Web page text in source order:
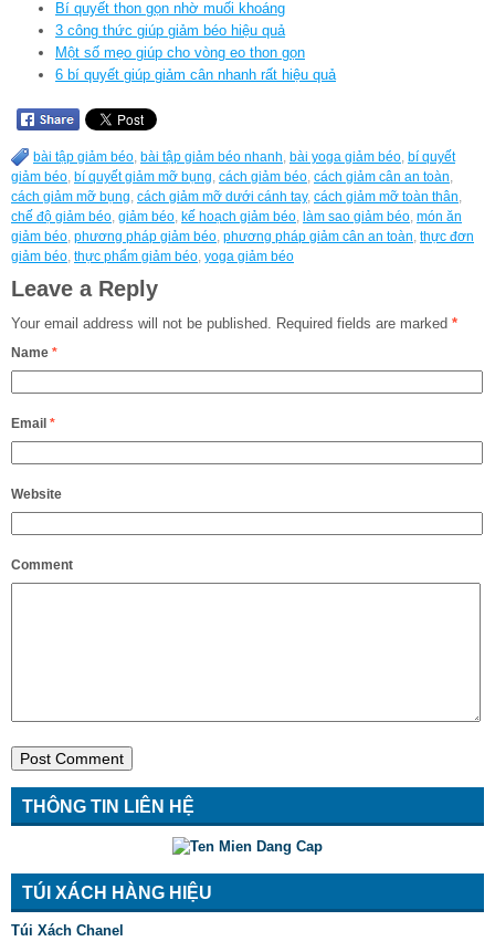
Bí quyết thon gọn nhờ muối khoáng
3 công thức giúp giảm béo hiệu quả
Một số mẹo giúp cho vòng eo thon gọn
6 bí quyết giúp giảm cân nhanh rất hiệu quả
bài tập giảm béo, bài tập giảm béo nhanh, bài yoga giảm béo, bí quyết
giảm béo, bí quyết giảm mỡ bụng, cách giảm béo, cách giảm cân an toàn,
cách giảm mỡ bụng, cách giảm mỡ dưới cánh tay, cách giảm mỡ toàn thân,
chế độ giảm béo, giảm béo, kế hoạch giảm béo, làm sao giảm béo, món ăn
giảm béo, phương pháp giảm béo, phương pháp giảm cân an toàn, thực đơn
giảm béo, thực phẩm giảm béo, yoga giảm béo
Leave a Reply
Your email address will not be published. Required fields are marked *
Name *
Email *
Website
Comment
THÔNG TIN LIÊN HỆ
TÚI XÁCH HÀNG HIỆU
Túi Xách Chanel